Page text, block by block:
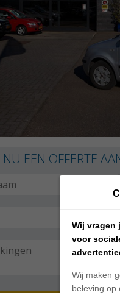
EEN OFFERTE
Wij vragen
voor
Wij maken
beleving op